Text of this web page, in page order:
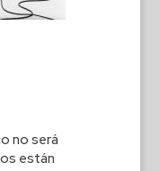
no será
están